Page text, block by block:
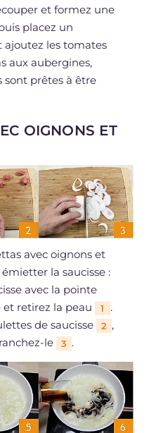
et formez une
placez un
ajoutez les tomates
aux aubergines,
sont prêtes à être
OIGNONS ET
avec oignons et
la saucisse :
avec la pointe
retirez la peau
1
.
de saucisse
2 ,
le
3 .